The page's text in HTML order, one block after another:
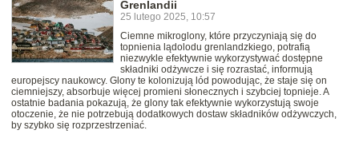
Grenlandii
25 lutego 2025, 10:57
Ciemne mikroglony, które przyczyniają się do
topnienia lądolodu grenlandzkiego, potrafią
niezwykle efektywnie wykorzystywać dostępne
składniki odżywcze i się rozrastać, informują
europejscy naukowcy. Glony te kolonizują lód powodując, że staje się on
ciemniejszy, absorbuje więcej promieni słonecznych i szybciej topnieje. A
ostatnie badania pokazują, że glony tak efektywnie wykorzystują swoje
otoczenie, że nie potrzebują dodatkowych dostaw składników odżywczych,
by szybko się rozprzestrzeniać.